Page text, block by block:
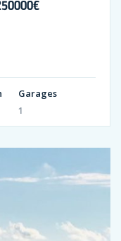
Garages
1